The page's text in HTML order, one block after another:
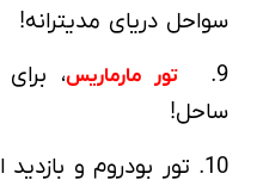
سواحل دریای مدیترانه!
9.
تور مارماریس،
ساحل!
10. تور بودروم و